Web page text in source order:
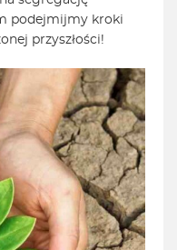
podejmijmy kroki
przyszłości!